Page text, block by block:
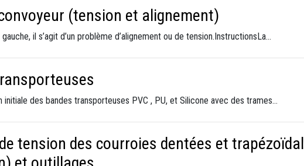
(tension et alignement)
il s’agit d’un problème d’alignement ou de tension.InstructionsLa…
des bandes transporteuses PVC , PU, et Silicone avec des trames…
tension des courroies dentées et